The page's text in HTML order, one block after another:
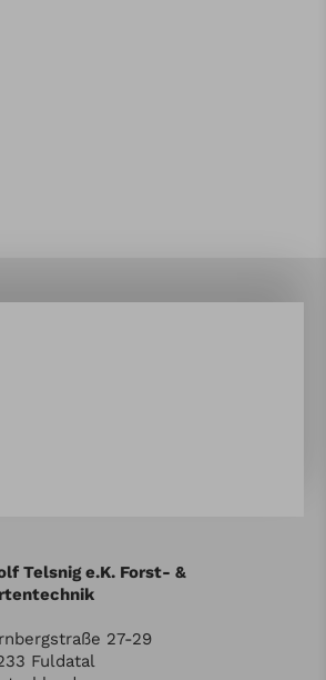
Telsnig e.K. Forst- &
27-29
Fuldatal